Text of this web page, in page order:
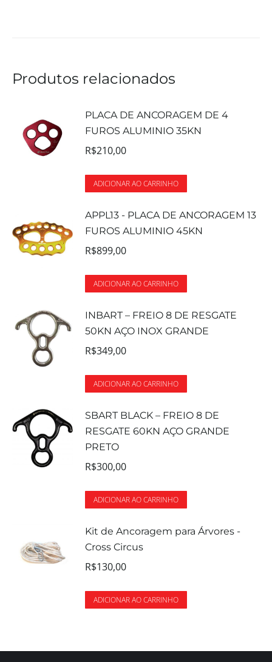
Produtos relacionados
PLACA DE ANCORAGEM DE 4
FUROS ALUMINIO 35KN
R$210,00
ADICIONAR AO CARRINHO
APPL13 - PLACA DE ANCORAGEM 13
FUROS ALUMINIO 45KN
R$899,00
ADICIONAR AO CARRINHO
INBART – FREIO 8 DE RESGATE
50KN AÇO INOX GRANDE
R$349,00
ADICIONAR AO CARRINHO
SBART BLACK – FREIO 8 DE
RESGATE 60KN AÇO GRANDE
PRETO
R$300,00
ADICIONAR AO CARRINHO
Kit de Ancoragem para Árvores -
Cross Circus
R$130,00
ADICIONAR AO CARRINHO